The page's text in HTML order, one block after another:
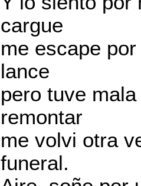
cargue
me escape
lance
pero tuve
remontar
me volvi otra
funeral.